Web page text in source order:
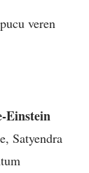
veren
Einstein
Satyendra